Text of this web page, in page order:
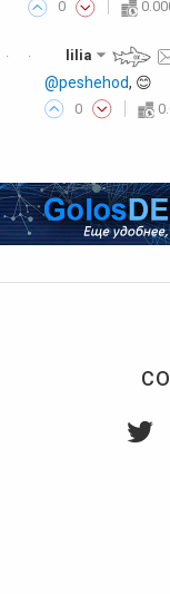
0
·
· lilia
@peshehod, 😊
0